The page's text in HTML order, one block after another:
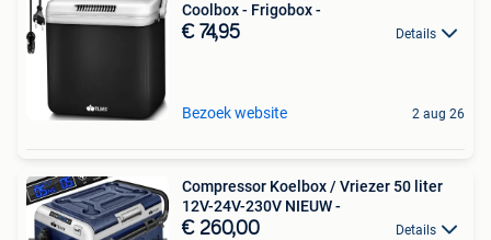
Coolbox - Frigobox -
€ 74,95 Details
Bezoek website 2 aug 26
Compressor Koelbox / Vriezer 50 liter
12V-24V-230V NIEUW -
€ 260,00 Details